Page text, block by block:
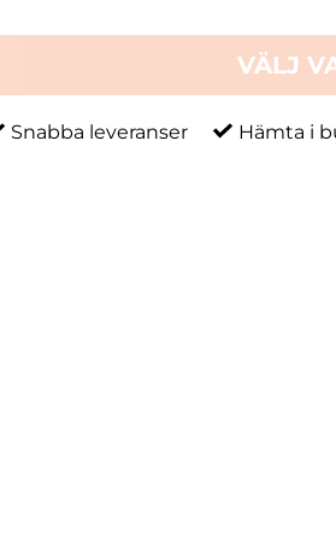
VÄLJ
Snabba leveranser Hämta i